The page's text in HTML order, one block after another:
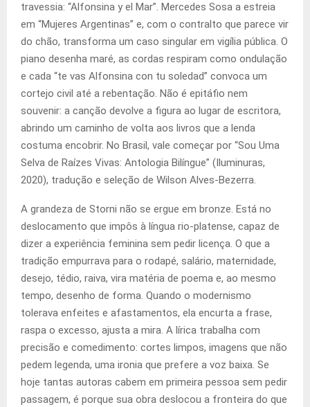
travessia: “Alfonsina y el Mar”. Mercedes Sosa a estreia
em “Mujeres Argentinas” e, com o contralto que parece vir
do chão, transforma um caso singular em vigília pública. O
piano desenha maré, as cordas respiram como ondulação
e cada “te vas Alfonsina con tu soledad” convoca um
cortejo civil até a rebentação. Não é epitáfio nem
souvenir: a canção devolve a figura ao lugar de escritora,
abrindo um caminho de volta aos livros que a lenda
costuma encobrir. No Brasil, vale começar por “Sou Uma
Selva de Raízes Vivas: Antologia Bilíngue” (Iluminuras,
2020), tradução e seleção de Wilson Alves-Bezerra.
A grandeza de Storni não se ergue em bronze. Está no
deslocamento que impôs à língua rio-platense, capaz de
dizer a experiência feminina sem pedir licença. O que a
tradição empurrava para o rodapé, salário, maternidade,
desejo, tédio, raiva, vira matéria de poema e, ao mesmo
tempo, desenho de forma. Quando o modernismo
tolerava enfeites e afastamentos, ela encurta a frase,
raspa o excesso, ajusta a mira. A lírica trabalha com
precisão e comedimento: cortes limpos, imagens que não
pedem legenda, uma ironia que prefere a voz baixa. Se
hoje tantas autoras cabem em primeira pessoa sem pedir
passagem, é porque sua obra deslocou a fronteira do que